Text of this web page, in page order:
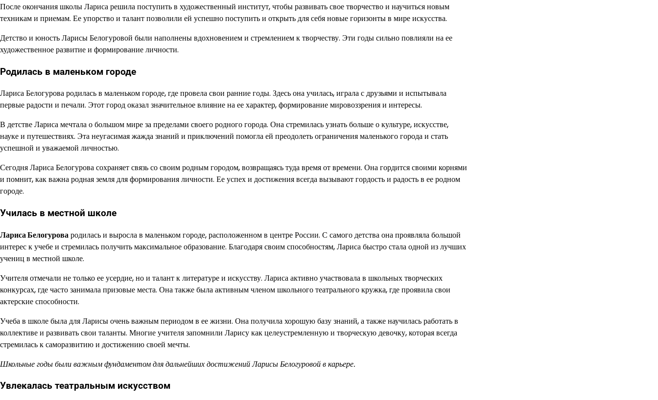
После окончания школы Лариса решила поступить в художественный институт, чтобы развивать свое творчество и научиться новым
техникам и приемам. Ее упорство и талант позволили ей успешно поступить и открыть для себя новые горизонты в мире искусства.
Детство и юность Ларисы Белогуровой были наполнены вдохновением и стремлением к творчеству. Эти годы сильно повлияли на ее
художественное развитие и формирование личности.
Родилась в маленьком городе
Лариса Белогурова родилась в маленьком городе, где провела свои ранние годы. Здесь она училась, играла с друзьями и испытывала
первые радости и печали. Этот город оказал значительное влияние на ее характер, формирование мировоззрения и интересы.
В детстве Лариса мечтала о большом мире за пределами своего родного города. Она стремилась узнать больше о культуре, искусстве,
науке и путешествиях. Эта неугасимая жажда знаний и приключений помогла ей преодолеть ограничения маленького города и стать
успешной и уважаемой личностью.
Сегодня Лариса Белогурова сохраняет связь со своим родным городом, возвращаясь туда время от времени. Она гордится своими корнями
и помнит, как важна родная земля для формирования личности. Ее успех и достижения всегда вызывают гордость и радость в ее родном
городе.
Училась в местной школе
Лариса Белогуровародилась и выросла в маленьком городе, расположенном в центре России. С самого детства она проявляла большой
интерес к учебе и стремилась получить максимальное образование. Благодаря своим способностям, Лариса быстро стала одной из лучших
учениц в местной школе.
Учителя отмечали не только ее усердие, но и талант к литературе и искусству. Лариса активно участвовала в школьных творческих
конкурсах, где часто занимала призовые места. Она также была активным членом школьного театрального кружка, где проявила свои
актерские способности.
Учеба в школе была для Ларисы очень важным периодом в ее жизни. Она получила хорошую базу знаний, а также научилась работать в
коллективе и развивать свои таланты. Многие учителя запомнили Ларису как целеустремленную и творческую девочку, которая всегда
стремилась к саморазвитию и достижению своей мечты.
Школьные годы были важным фундаментом для дальнейших достижений Ларисы Белогуровой в карьере.
Увлекалась театральным искусством